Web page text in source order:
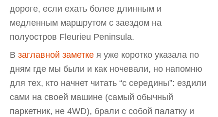
дороге, если ехать более длинным и
медленным маршрутом с заездом на
полуостров Fleurieu Peninsula.
В заглавной заметке я уже коротко указала по
дням где мы были и как ночевали, но напомню
для тех, кто начнет читать “с середины”: ездили
сами на своей машине (самый обычный
паркетник, не 4WD), брали с собой палатку и